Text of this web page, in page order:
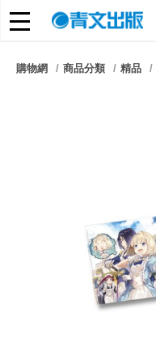
朋友們，提高警覺！
購物網 商品分類 精品